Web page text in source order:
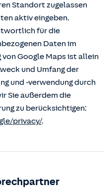
Standort zugelassen
aktiv eingeben.
für die
Daten im
von Google Maps ist allein
und Umfang der
und -verwendung durch
Sie außerdem die
zu berücksichtigen:
privacy/.